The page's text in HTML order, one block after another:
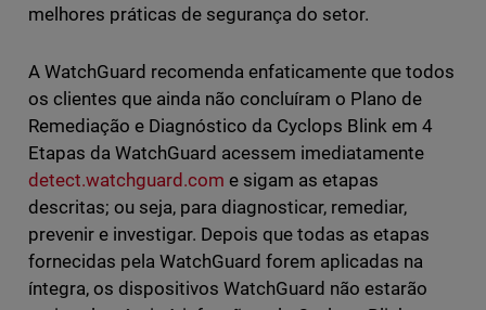
melhores práticas de segurança do setor.
A WatchGuard recomenda enfaticamente que todos
os clientes que ainda não concluíram o Plano de
Remediação e Diagnóstico da Cyclops Blink em 4
Etapas da WatchGuard acessem imediatamente
detect.watchguard.com e sigam as etapas
descritas; ou seja, para diagnosticar, remediar,
prevenir e investigar. Depois que todas as etapas
fornecidas pela WatchGuard forem aplicadas na
íntegra, os dispositivos WatchGuard não estarão